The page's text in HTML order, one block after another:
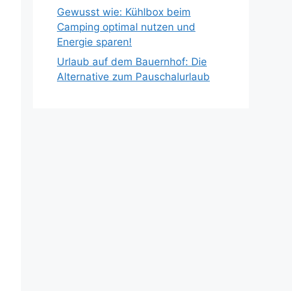
Gewusst wie: Kühlbox beim
Camping optimal nutzen und
Energie sparen!
Urlaub auf dem Bauernhof: Die
Alternative zum Pauschalurlaub